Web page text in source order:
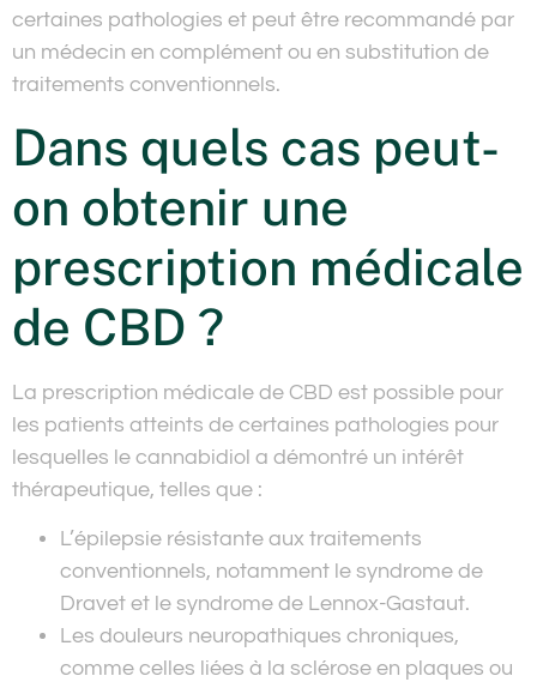
certaines pathologies et peut être recommandé par
un médecin en complément ou en substitution de
traitements conventionnels.
Dans quels cas peut-
on obtenir une
prescription médicale
de CBD ?
La prescription médicale de CBD est possible pour
les patients atteints de certaines pathologies pour
lesquelles le cannabidiol a démontré un intérêt
thérapeutique, telles que :
L’épilepsie résistante aux traitements
conventionnels, notamment le syndrome de
Dravet et le syndrome de Lennox-Gastaut.
Les douleurs neuropathiques chroniques,
comme celles liées à la sclérose en plaques ou